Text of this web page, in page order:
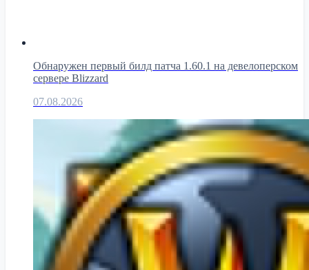
Обнаружен первый билд патча 1.60.1 на девелоперском
сервере Blizzard
07.08.2026